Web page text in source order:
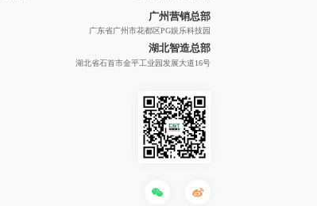
广州营销总部
广东省广州市花都区PG娱乐科技园
湖北智造总部
湖北省石首市金平工业园发展大道16号